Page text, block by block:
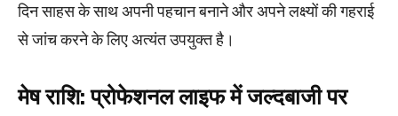
दिन साहस के साथ अपनी पहचान बनाने और अपने लक्ष्यों की गहराई
से जांच करने के लिए अत्यंत उपयुक्त है।
मेष राशि: प्रोफेशनल लाइफ में जल्दबाजी पर